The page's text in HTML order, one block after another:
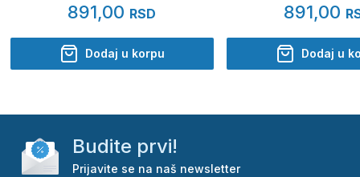
891,00 RSD
Dodaj u korpu
891,00
Dodaj u
Budite prvi!
Prijavite se na naš newsletter